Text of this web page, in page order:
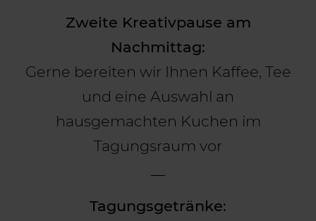
Zweite Kreativpause am
Nachmittag:
Gerne bereiten wir Ihnen Kaffee, Tee
und eine Auswahl an
hausgemachten Kuchen im
Tagungsraum vor
Tagungsgetränke: